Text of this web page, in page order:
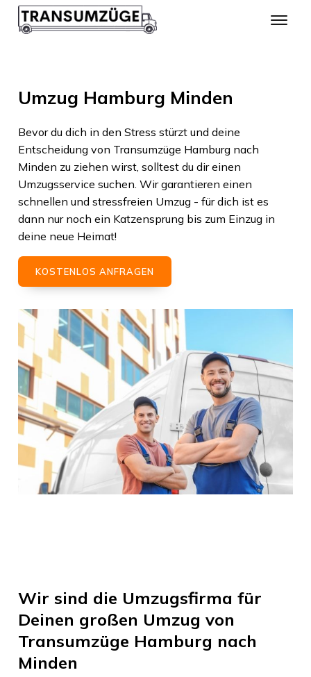
Umzug Hamburg Minden
Bevor du dich in den Stress stürzt und deine
Entscheidung von Transumzüge Hamburgnach
Minden zu ziehen wirst, solltest du dir einen
Umzugsservice suchen. Wir garantieren einen
schnellen und stressfreien Umzug - für dich ist es
dann nur noch ein Katzensprung bis zum Einzug in
deine neue Heimat!
KOSTENLOS ANFRAGEN
Wir sind die Umzugsfirma für
Deinen großen Umzug von
Transumzüge Hamburg nach
Minden